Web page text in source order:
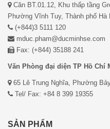
Căn BT.01.12, Khu thấp tầng
Phường Vĩnh Tuy, Thành phố Hà
(+844)3 5111 120
mduc.pham@ducminhse.com
Fax: (+844) 35188 241
Văn Phòng đại diện TP Hồ Chí
65 Lê Trung Nghĩa, Phường
Tel/ Fax: +84 8 399 19355
SẢN PHẨM